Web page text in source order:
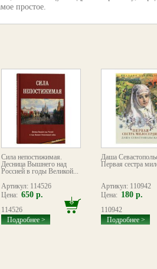
простое.
Сила непостижимая.
Десница Вышнего над
Россией в годы Великой...
Артикул: 114526
Цена: 650 р.
114526
Подробнее >
Даша
Первая сестра
Артикул: 110942
Цена: 180 р.
110942
Подробнее >